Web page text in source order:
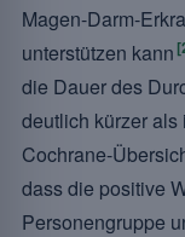
Magen-Darm-
unterstützen kann
die Dauer des
deutlich kürzer
Cochrane-
dass die positive
Personengruppe